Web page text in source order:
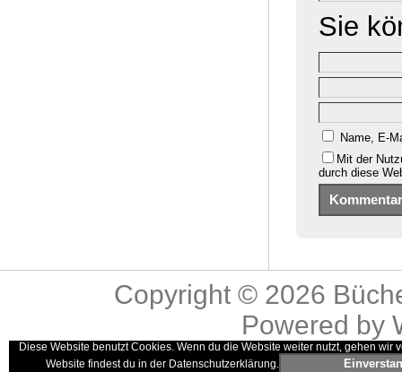
Sie
Name, E-
Mit der
durch diese
Copyright © 2026
Powered by
Diese Website benutzt Cookies. Wenn du die Website weiter nutzt, gehen
Website findest du in der Datenschutzerklärung.